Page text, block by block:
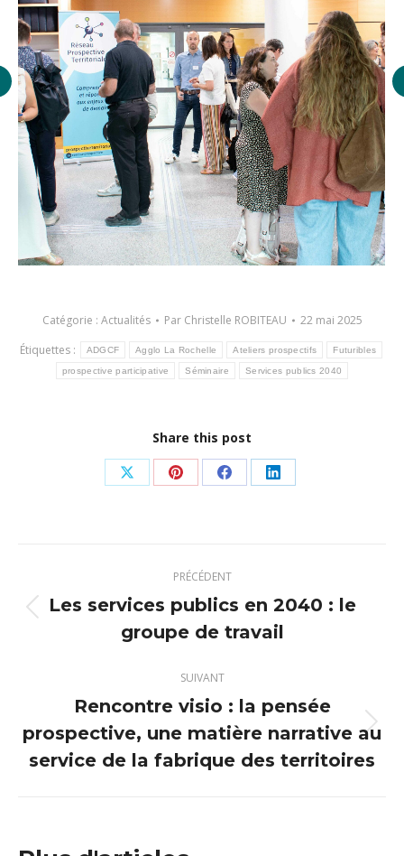
Catégorie : Actualités Par Christelle ROBITEAU
22 mai 2025
Étiquettes :
ADGCF Agglo La Rochelle Ateliers prospectifs Futuribles
prospective participative Séminaire Services publics 2040
Share this post
PartagerPartagerPartagerPartager
article
PRÉCÉDENT
Article
précédent
Les services publics en 2040 : le
groupe de travail
SUIVANT
Article
suivant
Rencontre visio : la pensée
prospective, une matière narrative au
service de la fabrique des territoires